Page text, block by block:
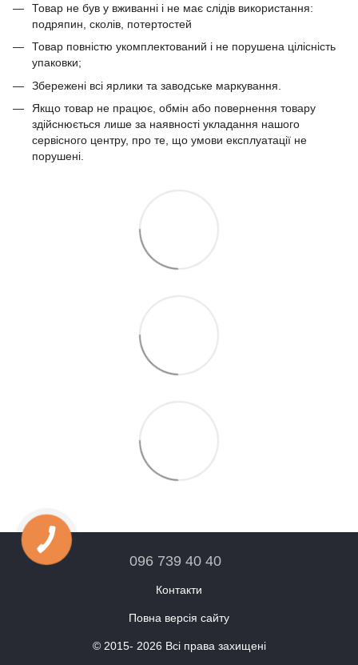
Товар не був у вживанні і не має слідів використання:
подряпин, сколів, потертостей
Товар повністю укомплектований і не порушена цілісність
упаковки;
Збережені всі ярлики та заводське маркування.
Якщо товар не працює, обмін або повернення товару
здійснюється лише за наявності укладання нашого
сервісного центру, про те, що умови експлуатації не
порушені.
096 739 40 40
Контакти
Повна версія сайту
© 2015- 2026 Всі права захищені